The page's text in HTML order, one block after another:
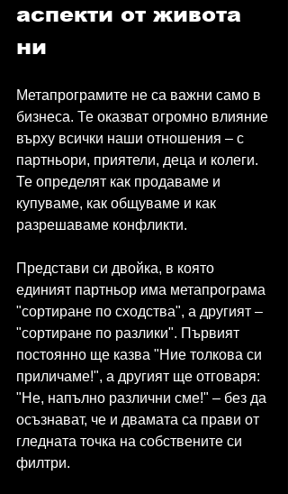
аспекти от живота
ни
Метапрограмите не са важни само в
бизнеса. Те оказват огромно влияние
върху всички наши отношения – с
партньори, приятели, деца и колеги.
Те определят как продаваме и
купуваме, как общуваме и как
разрешаваме конфликти.
Представи си двойка, в която
единият партньор има метапрограма
"сортиране по сходства", а другият –
"сортиране по разлики". Първият
постоянно ще казва "Ние толкова си
приличаме!", а другият ще отговаря:
"Не, напълно различни сме!" – без да
осъзнават, че и двамата са прави от
гледната точка на собствените си
филтри.